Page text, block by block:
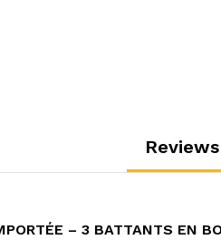
– 3 BATTANTS EN